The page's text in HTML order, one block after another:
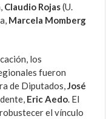
Claudio Rojas(U.
Marcela Momberg
los
fueron
de Diputados,José
Eric Aedo. El
el vínculo